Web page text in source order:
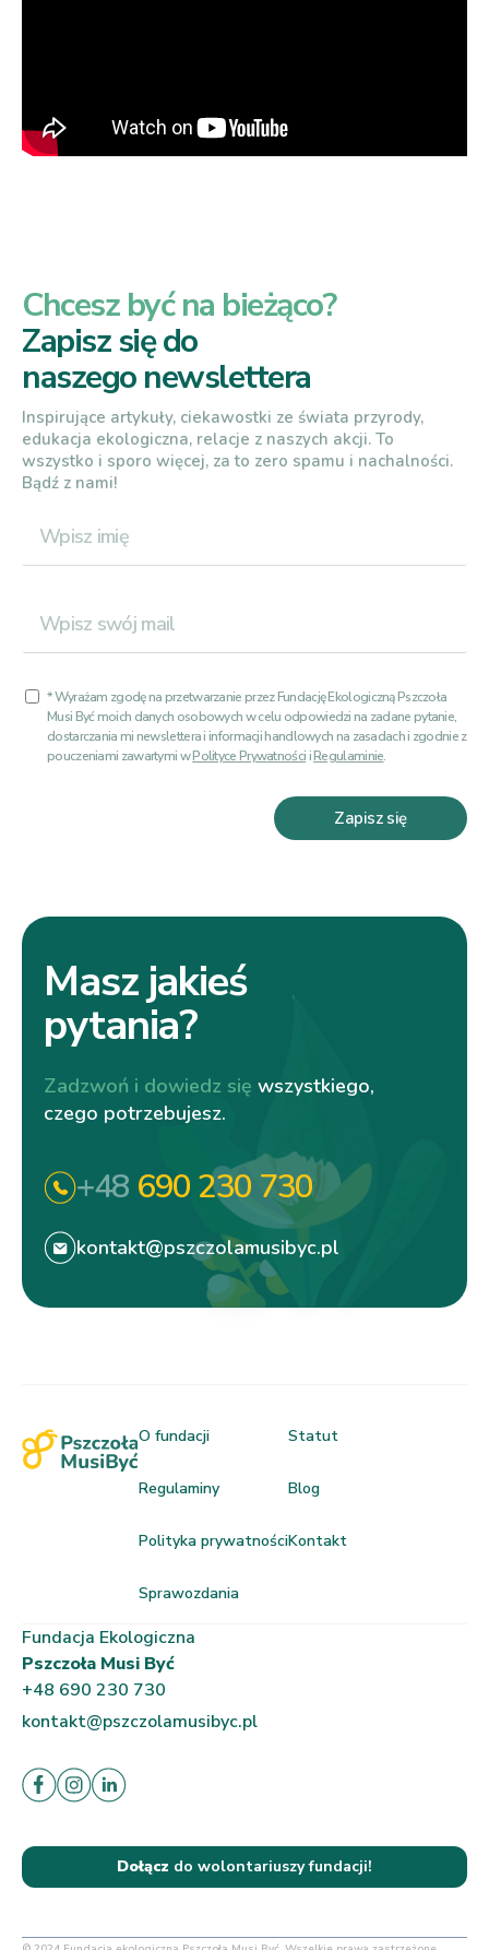
Chcesz być na bieżąco?
Zapisz się do
naszego newslettera
Inspirujące artykuły, ciekawostki ze świata przyrody,
edukacja ekologiczna, relacje z naszych akcji. To
wszystko i sporo więcej, za to zero spamu i nachalności.
Bądź z nami!
* Wyrażam zgodę na przetwarzanie przez Fundację Ekologiczną Pszczoła
Musi Być moich danych osobowych w celu odpowiedzi na zadane pytanie,
dostarczania mi newslettera i informacji handlowych na zasadach i zgodnie z
pouczeniami zawartymi wPolityce PrywatnościiRegulaminie.
Zapisz się
Masz jakieś
pytania?
Zadzwoń i dowiedz się wszystkiego,
czego potrzebujesz.
+48 690 230 730
kontakt@pszczolamusibyc.pl
O fundacji
Regulaminy
Polityka prywatności
Sprawozdania
Statut
Blog
Kontakt
Fundacja Ekologiczna
Pszczoła Musi Być
+48 690 230 730
kontakt@pszczolamusibyc.pl
Dołącz do wolontariuszy fundacji!